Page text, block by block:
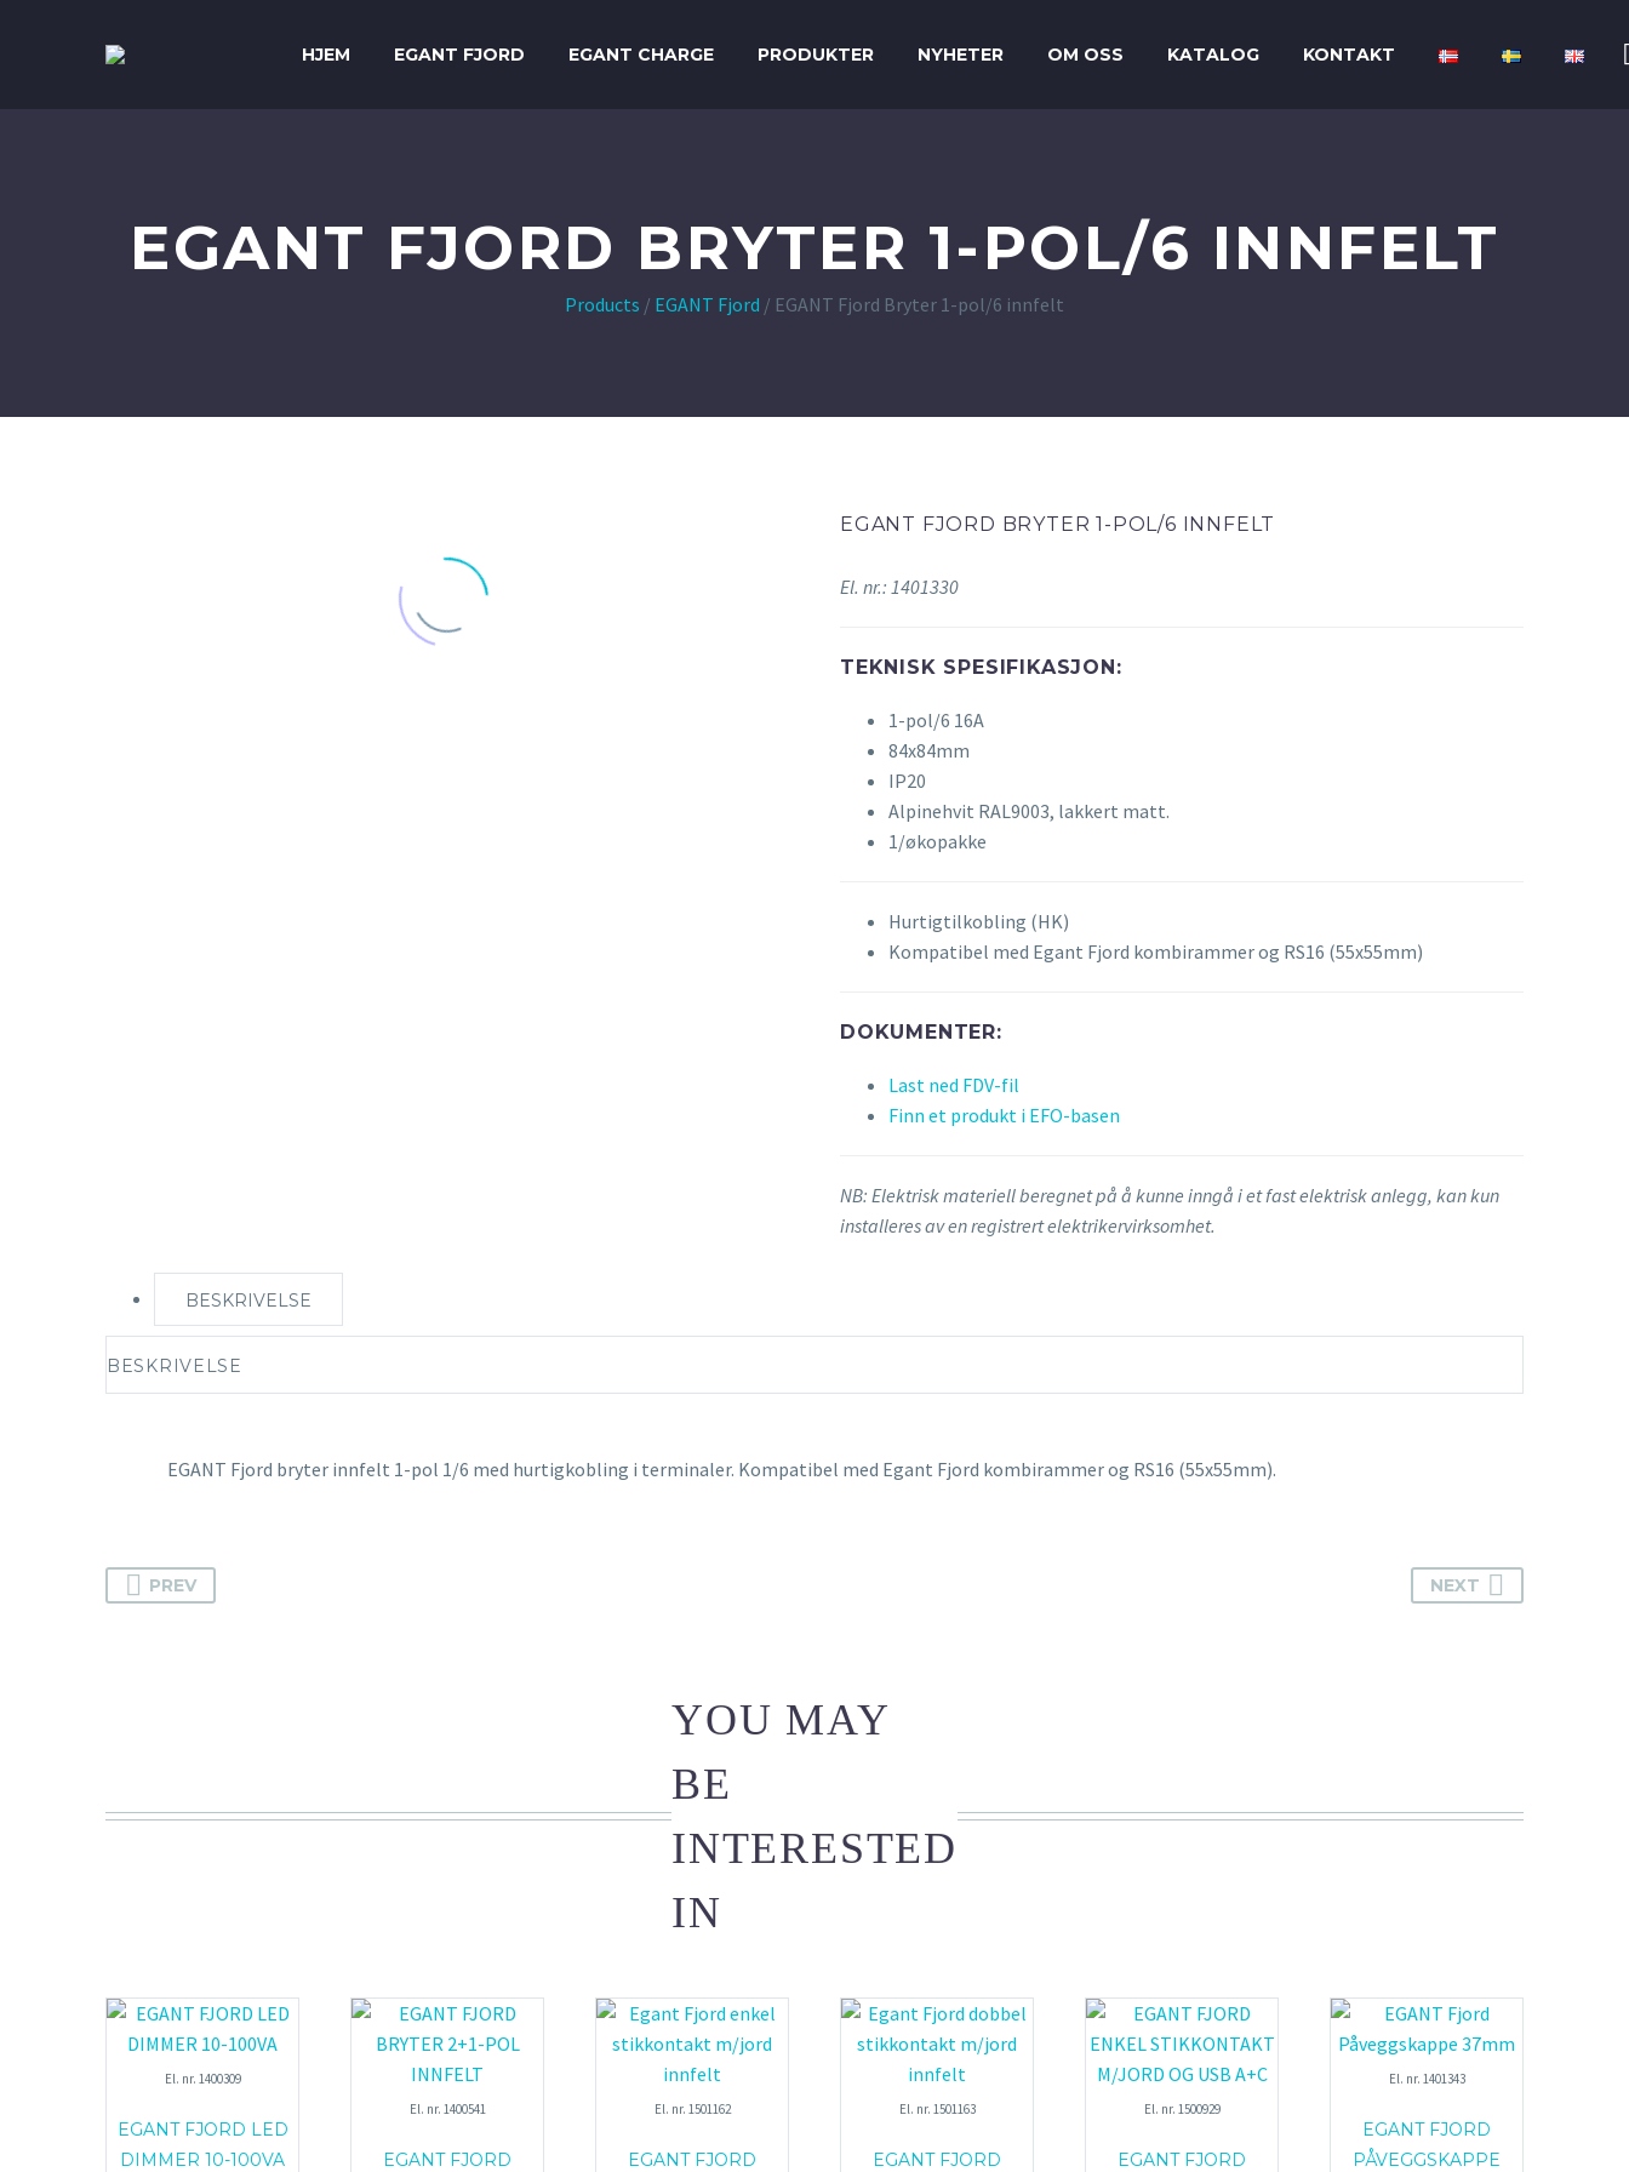
HJEM EGANT FJORD EGANT CHARGE PRODUKTER NYHETER OM OSS KATALOG KONTAKT
EGANT FJORD BRYTER 1-POL/6 INNFELT
Products / EGANT Fjord / EGANT Fjord Bryter 1-pol/6 innfelt
EGANT FJORD BRYTER 1-POL/6 INNFELT
El. nr.: 1401330
TEKNISK SPESIFIKASJON:
1-pol/6 16A
84x84mm
IP20
Alpinehvit RAL9003, lakkert matt.
1/økopakke
Hurtigtilkobling (HK)
Kompatibel med Egant Fjord kombirammer og RS16 (55x55mm)
DOKUMENTER:
Last ned FDV-fil
Finn et produkt i EFO-basen
NB: Elektrisk materiell beregnet på å kunne inngå i et fast elektrisk anlegg, kan kun
installeres av en registrert elektrikervirksomhet.
BESKRIVELSE
BESKRIVELSE
EGANT Fjord bryter innfelt 1-pol 1/6 med hurtigkobling i terminaler. Kompatibel med Egant Fjord kombirammer og RS16 (55x55mm).
PREV NEXT
YOU MAY
BE
INTERESTED
IN
El. nr. 1400309
EGANT FJORD LED
DIMMER 10-100VA
El. nr. 1400541
EGANT FJORD
El. nr. 1501162
EGANT FJORD
El. nr. 1501163
EGANT FJORD
El. nr. 1500929
EGANT FJORD
El. nr. 1401343
EGANT FJORD
PÅVEGGSKAPPE